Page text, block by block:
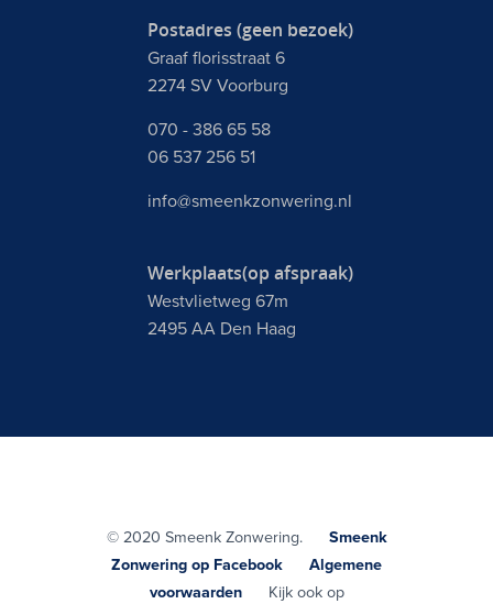
Postadres (geen bezoek)
Graaf florisstraat 6
2274 SV Voorburg
070 - 386 65 58
06 537 256 51
info@smeenkzonwering.nl
Werkplaats(op afspraak)
Westvlietweg 67m
2495 AA Den Haag
© 2020 Smeenk Zonwering. Smeenk
Zonwering op Facebook
Algemene
voorwaardenKijk ook op